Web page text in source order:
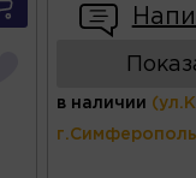
в наличии